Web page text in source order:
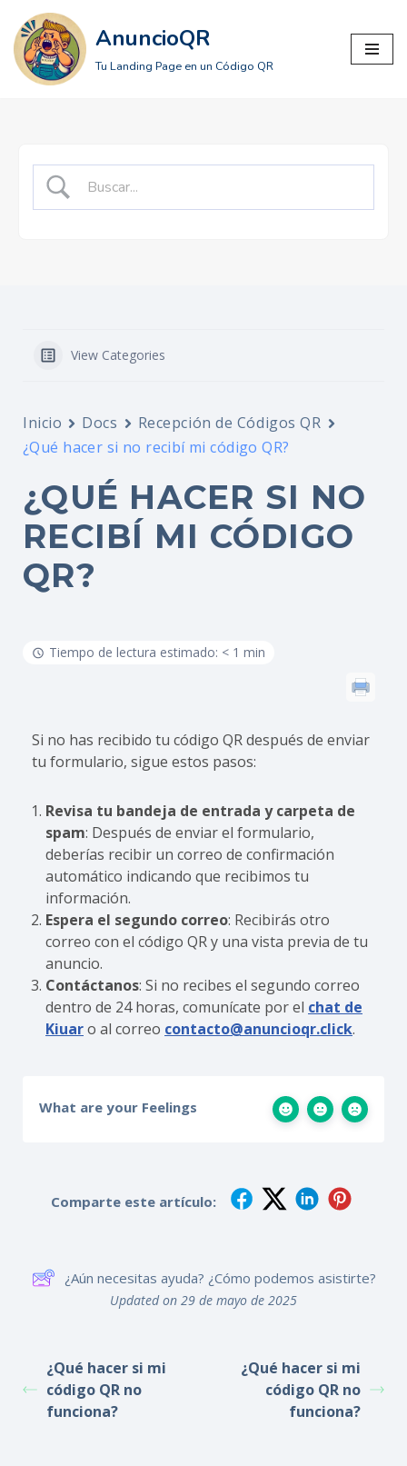
Saltar
al
AnuncioQR
Tu Landing Page en un Código QR
View Categories
Inicio Docs
Recepción de Códigos QR
¿Qué hacer si no recibí mi código QR?
¿QUÉ HACER SI NO
RECIBÍ MI CÓDIGO
QR?
Tiempo de lectura estimado: < 1 min
Si no has recibido tu código QR después de enviar
tu formulario, sigue estos pasos:
Revisa tu bandeja de entrada y carpeta de
spam: Después de enviar el formulario,
deberías recibir un correo de confirmación
automático indicando que recibimos tu
información.
Espera el segundo correo: Recibirás otro
correo con el código QR y una vista previa de tu
anuncio.
Contáctanos: Si no recibes el segundo correo
dentro de 24 horas, comunícate por el chat de
Kiuaro al correo contacto@anuncioqr.click.
What are your Feelings
Comparte este artículo:
¿Aún necesitas ayuda? ¿Cómo podemos asistirte?
Updated on 29 de mayo de 2025
¿Qué hacer si mi
código QR no
funciona?
¿Qué hacer si mi
código QR no
funciona?